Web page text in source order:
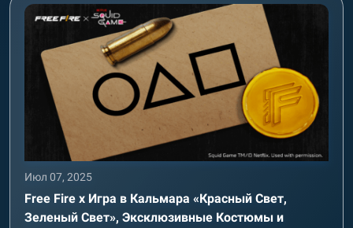
Июл 07, 2025
Free Fire x Игра в Кальмара «Красный Свет,
Зеленый Свет», Эксклюзивные Костюмы и